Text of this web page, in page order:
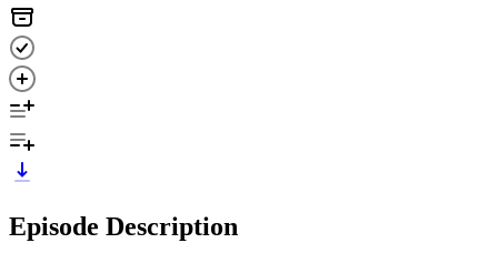
Episode Description